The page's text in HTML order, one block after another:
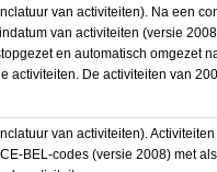
van activiteiten). Na een
van activiteiten (versie
en automatisch omgezet
activiteiten. De activiteiten van
van activiteiten). Activiteiten
BEL-codes (versie 2008) met als